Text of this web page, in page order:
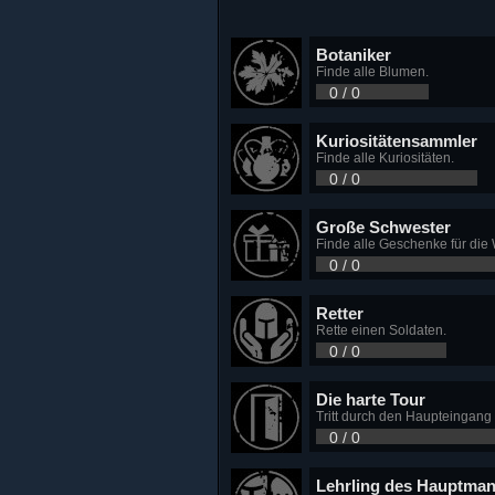
Botaniker
Finde alle Blumen.
0 / 0
Kuriositätensammler
Finde alle Kuriositäten.
0 / 0
Große Schwester
Finde alle Geschenke für die
0 / 0
Retter
Rette einen Soldaten.
0 / 0
Die harte Tour
Tritt durch den Haupteingang
0 / 0
Lehrling des